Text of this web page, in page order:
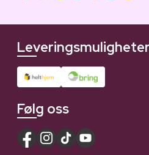
Følg oss